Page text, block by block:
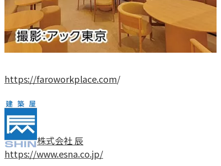
https://faroworkplace.com/
株式会社 辰
https://www.esna.co.jp/